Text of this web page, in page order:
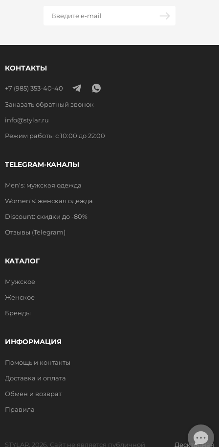
КОНТАКТЫ
+7 (985) 353-40-40
Заказать обратный звонок
info@stylar.ru
Режим работы с 10:00 до 22:00
TELEGRAM-КАНАЛЫ
Men's: мужская одежда
Women's: женская одежда
Discount: скидки до -80%
Отзывы (Telegram)
КАТАЛОГ
Мужское
Женское
Бренды
ИНФОРМАЦИЯ
Помощь и контакты
Доставка и оплата
Обмен и возврат
Правила
STYLAR, 2026. Сайт не является публичной Десктопная